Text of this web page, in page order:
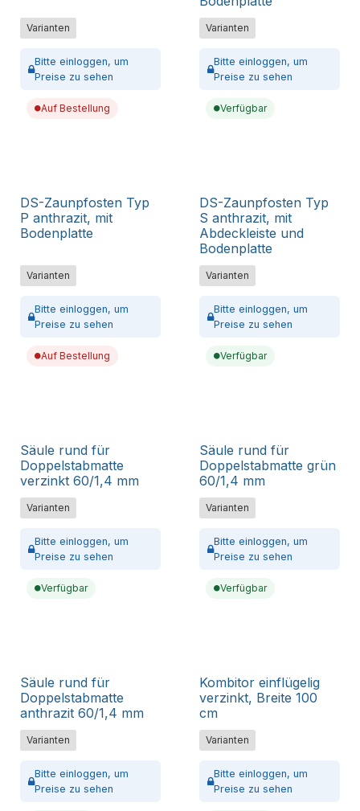
Varianten
Bitte einloggen, um
Preise zu sehen
Auf Bestellung
Varianten
Bitte einloggen, um
Preise zu sehen
Verfügbar
DS-Zaunpfosten Typ
P anthrazit, mit
Bodenplatte
Varianten
Bitte einloggen, um
Preise zu sehen
Auf Bestellung
DS-Zaunpfosten Typ
S anthrazit, mit
Abdeckleiste und
Bodenplatte
Varianten
Bitte einloggen, um
Preise zu sehen
Verfügbar
Säule rund für
Doppelstabmatte
verzinkt 60/1,4 mm
Varianten
Bitte einloggen, um
Preise zu sehen
Verfügbar
Säule rund für
Doppelstabmatte grün
60/1,4 mm
Varianten
Bitte einloggen, um
Preise zu sehen
Verfügbar
Säule rund für
Doppelstabmatte
anthrazit 60/1,4 mm
Varianten
Bitte einloggen, um
Preise zu sehen
Kombitor einflügelig
verzinkt, Breite 100
cm
Varianten
Bitte einloggen, um
Preise zu sehen